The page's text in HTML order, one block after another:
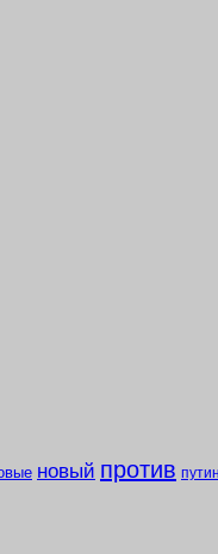
новый против путин